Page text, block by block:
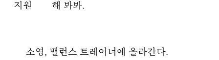
지원
해 봐봐.
소영, 밸런스 트레이너에 올라간다.